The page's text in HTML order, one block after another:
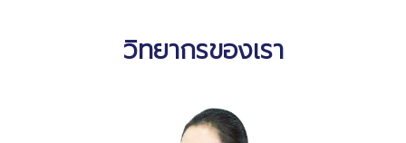
วิทยากรของเรา